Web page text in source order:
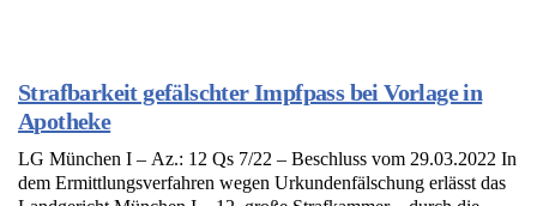
Strafbarkeit gefälschter Impfpass bei Vorlage in
Apotheke
LG München I – Az.: 12 Qs 7/22 – Beschluss vom 29.03.2022 In
dem Ermittlungsverfahren wegen Urkundenfälschung erlässt das